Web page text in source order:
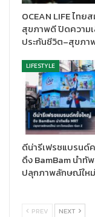
อิ่มฟรีไม่มีแยกค่ายกับ
เพื่อแทนคำขอบคุ
เมนูอาหารแสนอร่อย
เดอร์ของแมคโดนัลด์
21 – 25 กันยายน
เดอร์ วันละ 50 ชิ้นต่
อิ่มคุ้มพร้อมรับ
มูลค่ากว่าสองแสนบ
หารผ่านแมคดิลิเวอรี
ตั้งแต่วันที่ 21 กันยายน
OCEAN LIFE ไทย
สุขภาพดี ปิดความ
ประกันชีวิต–สุขภา
LIFESTYLE
ดีน่ารีเฟรชแบรนด์
ดึง BamBam นำทั
ปลุกภาพลักษณ์ให
PREV NEXT